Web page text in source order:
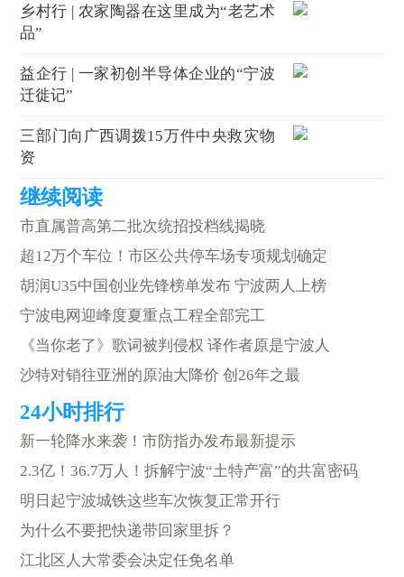
乡村行 | 农家陶器在这里成为“老艺术
品”
益企行 | 一家初创半导体企业的“宁波
迁徙记”
三部门向广西调拨15万件中央救灾物
资
市直属普高第二批次统招投档线揭晓
超12万个车位！市区公共停车场专项规划确定
胡润U35中国创业先锋榜单发布 宁波两人上榜
宁波电网迎峰度夏重点工程全部完工
《当你老了》歌词被判侵权 译作者原是宁波人
沙特对销往亚洲的原油大降价 创26年之最
新一轮降水来袭！市防指办发布最新提示
2.3亿！36.7万人！拆解宁波“土特产富”的共富密码
明日起宁波城铁这些车次恢复正常开行
为什么不要把快递带回家里拆？
江北区人大常委会决定任免名单